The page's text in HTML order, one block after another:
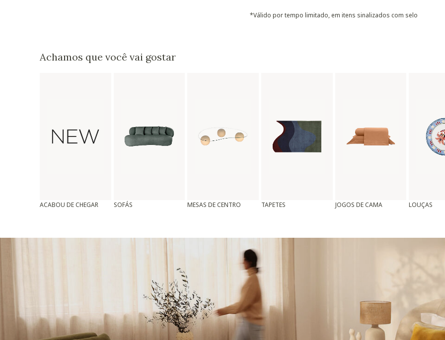
*Válido por tempo limitado, em itens sinalizados com selo
Achamos que você vai gostar
ACABOU DE CHEGAR SOFÁS MESAS DE CENTRO TAPETES JOGOS DE CAMA LOUÇAS